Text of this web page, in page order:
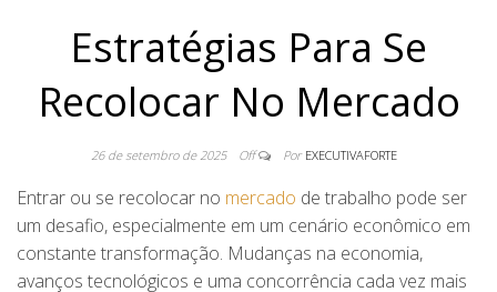
Estratégias Para Se
Recolocar No Mercado
26 de setembro de 2025 Off Por EXECUTIVAFORTE
Entrar ou se recolocar no mercado de trabalho pode ser
um desafio, especialmente em um cenário econômico em
constante transformação. Mudanças na economia,
avanços tecnológicos e uma concorrência cada vez mais